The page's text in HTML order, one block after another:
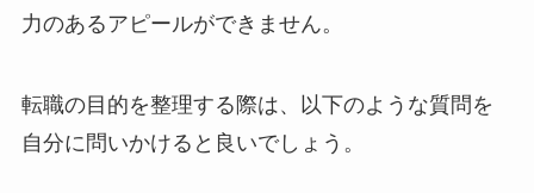
力のあるアピールができません。
転職の目的を整理する際は、以下のような質問を
自分に問いかけると良いでしょう。